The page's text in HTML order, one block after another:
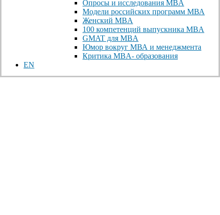
Опросы и исследования MBA
Модели российских программ МВА
Женский MBA
100 компетенций выпускника MBA
GMAT для MBA
Юмор вокруг МВА и менеджмента
Критика MBA- образования
EN